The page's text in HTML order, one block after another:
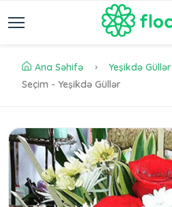
Ana Səhifə Yeşikdə Güllər
Seçim - Yeşikdə Güllər